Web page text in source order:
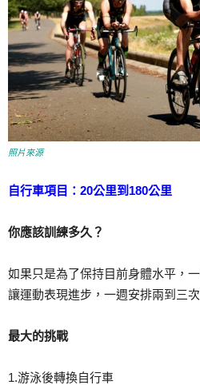
照片來源
自行車項目：20公里到180公里
你應該訓練多久？
如果只是為了保持目前身體水平，
讓運動表現進步，一週安排兩到三次
最大的挑戰
1.游泳後轉換自行車